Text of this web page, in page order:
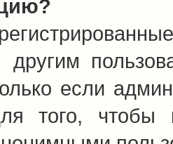
другим
если
того, чтобы